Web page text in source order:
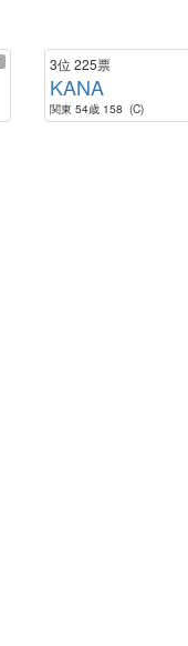
3位225票
KANA
関東 54歳 158 (C)